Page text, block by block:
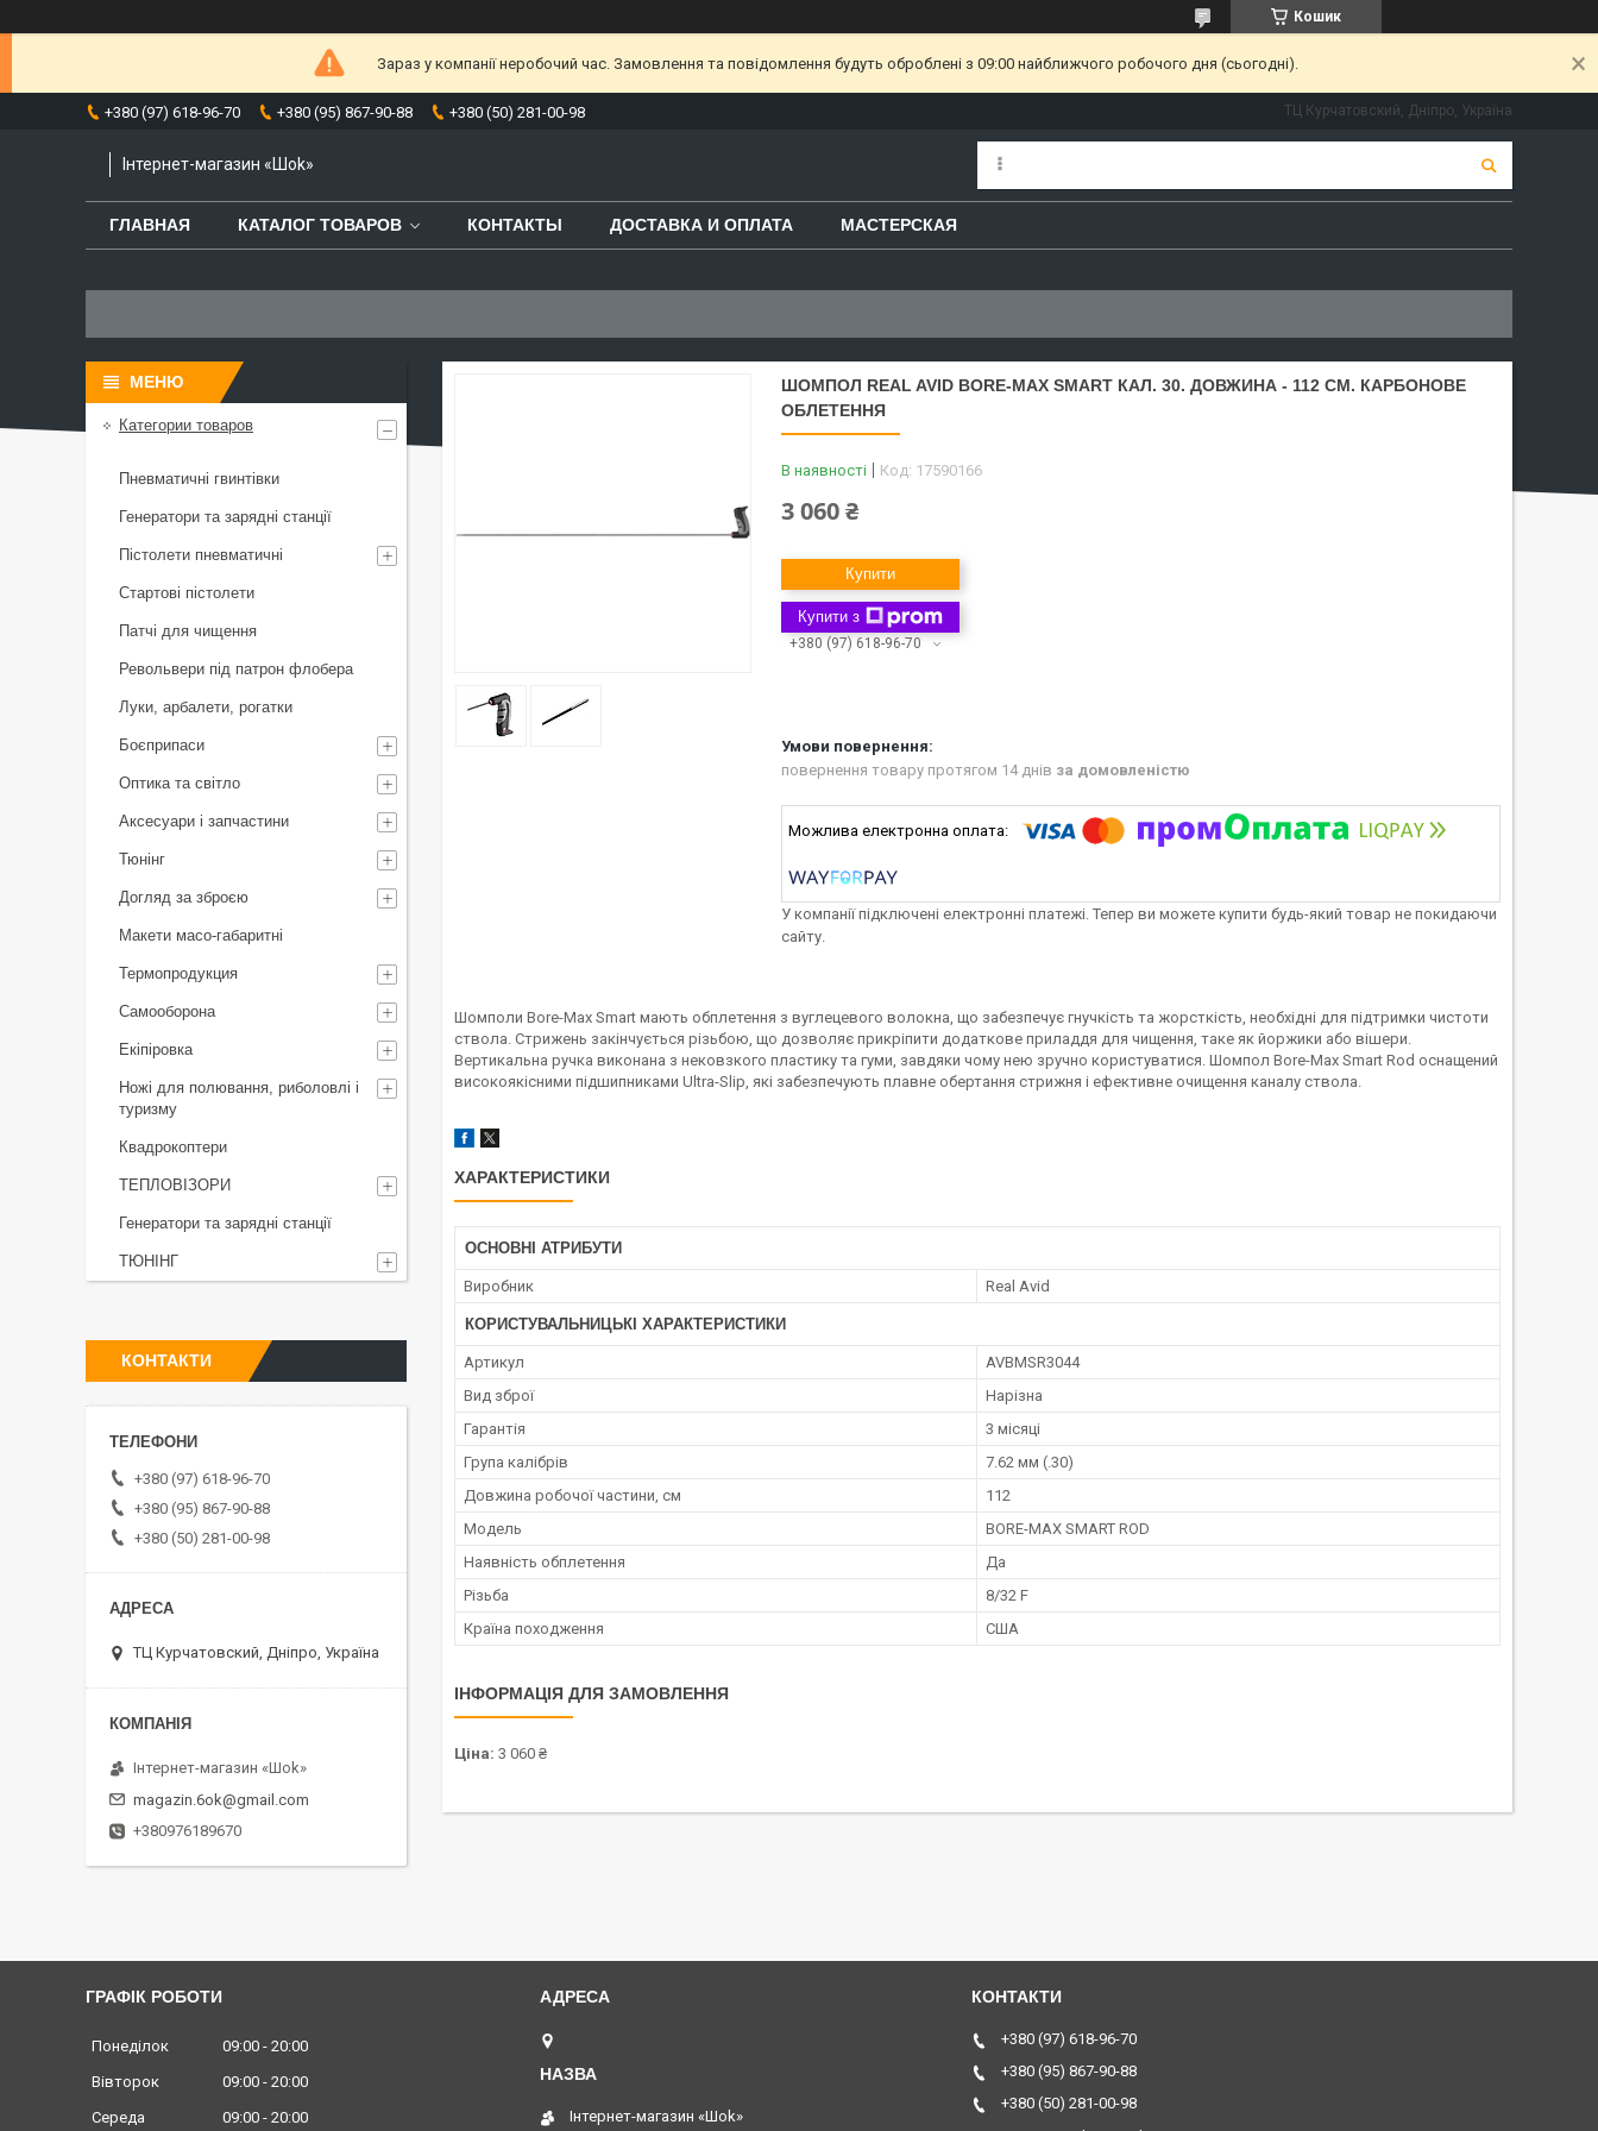
Кошик
Зараз у компанії неробочий час. Замовлення та повідомлення будуть оброблені з 09:00 найближчого робочого дня (сьогодні).
+380 (97) 618-96-70 +380 (95) 867-90-88 +380 (50) 281-00-98 ТЦ Курчатовский, Дніпро, Україна
Інтернет-магазин «Шоk»
ГЛАВНАЯ КАТАЛОГ ТОВАРОВ КОНТАКТЫ ДОСТАВКА И ОПЛАТА МАСТЕРСКАЯ
ШОМПОЛ REAL AVID BORE-MAX SMART КАЛ. 30. ДОВЖИНА - 112 СМ. КАРБОНОВЕ
ОБЛЕТЕННЯ
В наявності Код: 17590166
3 060 ₴
Купити
Купити з
+380 (97) 618-96-70
повернення товару протягом 14 днів за домовленістю
У компанії підключені електронні платежі. Тепер ви можете купити будь-який товар не покидаючи
сайту.
Шомполи Bore-Max Smart мають обплетення з вуглецевого волокна, що забезпечує гнучкість та жорсткість, необхідні для підтримки чистоти
ствола. Стрижень закінчується різьбою, що дозволяє прикріпити додаткове приладдя для чищення, таке як йоржики або вішери.
Вертикальна ручка виконана з нековзкого пластику та гуми, завдяки чому нею зручно користуватися. Шомпол Bore-Max Smart Rod оснащений
високоякісними підшипниками Ultra-Slip, які забезпечують плавне обертання стрижня і ефективне очищення каналу ствола.
ХАРАКТЕРИСТИКИ
ОСНОВНІ АТРИБУТИ
Виробник Real Avid
КОРИСТУВАЛЬНИЦЬКІ ХАРАКТЕРИСТИКИ
Артикул
AVBMSR3044
Вид зброї
Нарізна
Гарантія
3 місяці
Група калібрів
7.62 мм (.30)
Довжина робочої частини, см
112
Мoдель
BORE-MAX SMART ROD
Наявність обплетення
Да
Різьба
8/32 F
Країна походження
США
ІНФОРМАЦІЯ ДЛЯ ЗАМОВЛЕННЯ
Ціна: 3 060 ₴
Категории товаров
Пневматичні гвинтівки
Генератори та зарядні станції
Пістолети пневматичні
Стартові пістолети
Патчі для чищення
Револьвери під патрон флобера
Луки, арбалети, рогатки
Боєприпаси
Оптика та світло
Аксесуари і запчастини
Тюнінг
Догляд за зброєю
Макети масо-габаритні
Термопродукция
Самооборона
Екіпіровка
Ножі для полювання, риболовлі і
туризму
Квадрокоптери
ТЕПЛОВІЗОРИ
Генератори та зарядні станції
ТЮНІНГ
КОНТАКТИ
+380 (97) 618-96-70
+380 (95) 867-90-88
+380 (50) 281-00-98
ТЦ Курчатовский, Дніпро, Україна
Інтернет-магазин «Шоk»
magazin.6ok@gmail.com
+380976189670
ГРАФІК РОБОТИ
Понеділок 09:00
20:00
Вівторок
09:00
20:00
Середа
09:00 20:00 Інтернет-магазин «Шоk»
+380 (97) 618-96-70
+380 (95) 867-90-88
+380 (50) 281-00-98